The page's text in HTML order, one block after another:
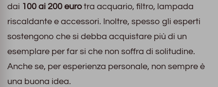
dai 100 ai 200 eurotra acquario, filtro, lampada
riscaldante e accessori. Inoltre, spesso gli esperti
sostengono che si debba acquistare più di un
esemplare per far si che non soffra di solitudine.
Anche se, per esperienza personale, non sempre è
una buona idea.